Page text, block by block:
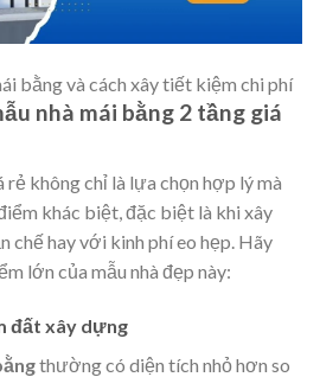
bằng và cách xây tiết kiệm chi phí
nhà mái bằng 2 tầng giá
rẻ không chỉ là lựa chọn hợp lý mà
khác biệt, đặc biệt là khi xây
chế hay với kinh phí eo hẹp. Hãy
lớn của mẫu nhà đẹp này:
đất xây dựng
thường có diện tích nhỏ hơn so